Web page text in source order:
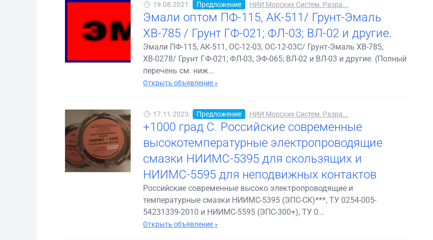
19.08.2021 Предложение НИИ Морских Систем. Разра...
Эмали оптом ПФ-115, АК-511/ Грунт-Эмаль
ХВ-785 / Грунт ГФ-021; ФЛ-03; ВЛ-02 и другие.
Эмали ПФ-115, АК-511, ОС-12-03, ОС-12-03С/ Грунт-Эмаль ХВ-785;
ХВ-0278/ Грунт ГФ-021; ФЛ-03; ЭФ-065; ВЛ-02 и ВЛ-03 и другие. (Полный
перечень см. ниж...
Открыть объявление »
17.11.2023 Предложение НИИ Морских Систем. Разра...
+1000 град С. Российские современные
высокотемпературные электропроводящие
смазки НИИМС-5395 для скользящих и
НИИМС-5595 для неподвижных контактов
Российские современные высоко электропроводящие и
температурные смазки НИИМС-5395 (ЭПС-СК)***, ТУ 0254-005-
54231339-2010 и НИИМС-5595 (ЭПС-300+), ТУ 0...
Открыть объявление »